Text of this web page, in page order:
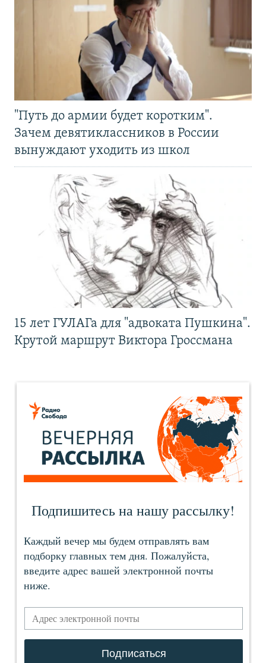
"Путь до армии будет коротким".
Зачем девятиклассников в России
вынуждают уходить из школ
15 лет ГУЛАГа для "адвоката Пушкина".
Крутой маршрут Виктора Гроссмана